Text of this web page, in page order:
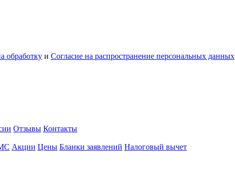
обработку и Согласие на распространение персональных данных
Отзывы Контакты
Акции Цены Бланки заявлений Налоговый вычет